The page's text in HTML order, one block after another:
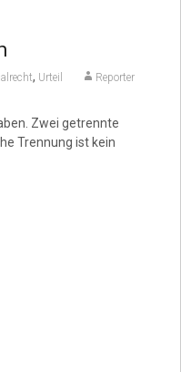
, Urteil Reporter
Zwei getrennte
Trennung ist kein